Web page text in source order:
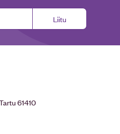
Liitu
61410